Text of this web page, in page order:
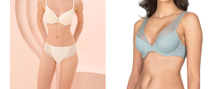
ÜRÜNÜ İNCELE ÜRÜNÜ İNCELE